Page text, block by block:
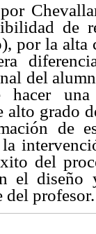
de
por la alta
del
una
alto grado
de
del
el
del profesor.